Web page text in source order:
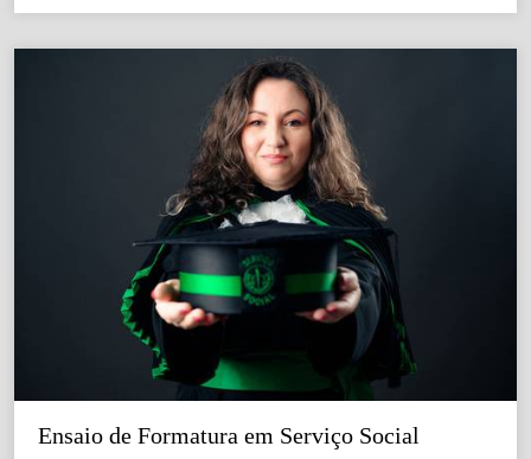
Ensaio de Formatura em Serviço Social